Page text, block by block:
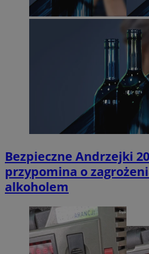
Bezpieczne Andrzejki
przypomina o
alkoholem